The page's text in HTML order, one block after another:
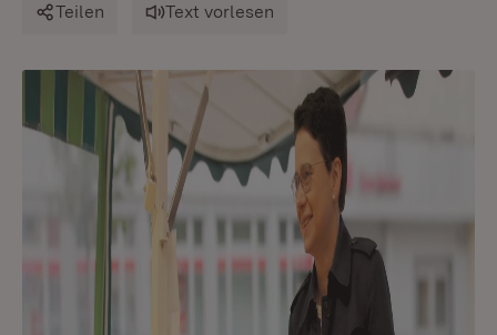
Teilen Text vorlesen